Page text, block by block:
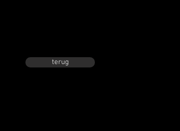
terug